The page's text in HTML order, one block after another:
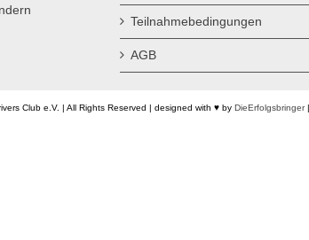
Teilnahmebedingungen
AGB
Club e.V. | All Rights Reserved | designed with ♥ by DieErfolgsbringer|